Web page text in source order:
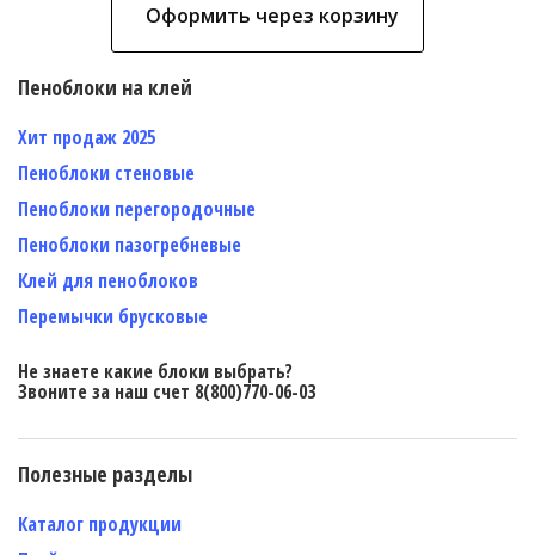
Оформить через корзину
Пеноблоки на клей
Хит продаж 2025
Пеноблоки стеновые
Пеноблоки перегородочные
Пеноблоки пазогребневые
Клей для пеноблоков
Перемычки брусковые
Не знаете какие блоки выбрать?
Звоните за наш счет 8(800)770-06-03
Полезные разделы
Каталог продукции